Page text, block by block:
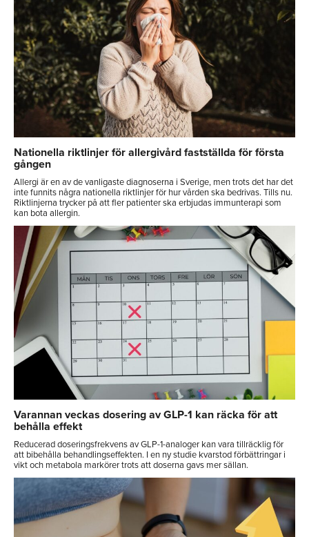
Nationella riktlinjer för allergivård fastställda för första
gången
Allergi är en av de vanligaste diagnoserna i Sverige, men trots det har det
inte funnits några nationella riktlinjer för hur vården ska bedrivas. Tills nu.
Riktlinjerna trycker på att fler patienter ska erbjudas immunterapi som
kan bota allergin.
Varannan veckas dosering av GLP-1 kan räcka för att
behålla effekt
Reducerad doseringsfrekvens av GLP-1-analoger kan vara tillräcklig för
att bibehålla behandlingseffekten. I en ny studie kvarstod förbättringar i
vikt och metabola markörer trots att doserna gavs mer sällan.